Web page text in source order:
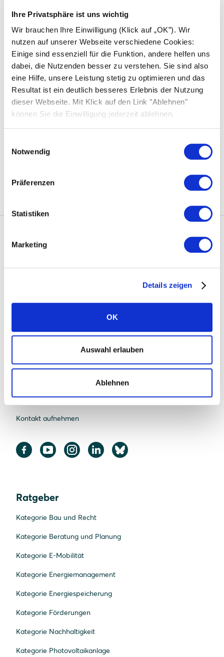
Ihre Privatsphäre ist uns wichtig
Wir brauchen Ihre Einwilligung (Klick auf „OK”). Wir
nutzen auf unserer Webseite verschiedene Cookies:
Einige sind essenziell für die Funktion, andere helfen uns
dabei, die Nutzenden besser zu verstehen. Sie sind also
eine Hilfe, unsere Leistung stetig zu optimieren und das
Resultat ist ein deutlich besseres Erlebnis der Nutzung
dieser Webseite. Mit Klick auf den Link "Ablehnen"
können Sie die Einwilligung jederzeit ablehnen.
Notwendig
Präferenzen
Statistiken
Marketing
Details zeigen
OK
Auswahl erlauben
Ablehnen
EU-Schiedsgerichtsstelle
zur Online-Streitbeilegung (OS) bereit, die Sie unter
http://ec.europa.eu/consumers/odr/ abrufen können.
Zertifizierungen und Management-
Systeme
Qualitätsmanagement: ISO 9001:2015
Arbeitsschutzmanagement: ISO 45001:2018
Solarwatt
Über uns
Nachhaltigkeit
News
FAQ Solarwatt
Kontakt aufnehmen
Ratgeber
Kategorie Bau und Recht
Kategorie Beratung und Planung
Kategorie E-Mobilität
Kategorie Energiemanagement
Kategorie Energiespeicherung
Kategorie Förderungen
Kategorie Nachhaltigkeit
Kategorie Photovoltaikanlage